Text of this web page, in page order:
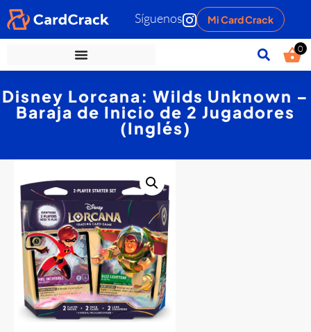
Síguenos Mi Card Crack
0
Disney Lorcana: Wilds Unknown –
Baraja de Inicio de 2 Jugadores
(Inglés)